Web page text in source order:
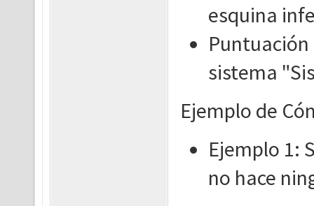
esquina
Puntuación
sistema
Ejemplo de
Ejemplo 1:
no hace